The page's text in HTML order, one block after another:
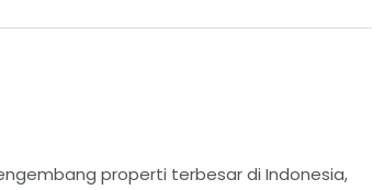
properti terbesar di Indonesia,